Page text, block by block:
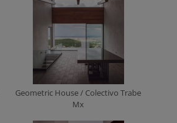
Geometric House / Colectivo Trabe
Mx